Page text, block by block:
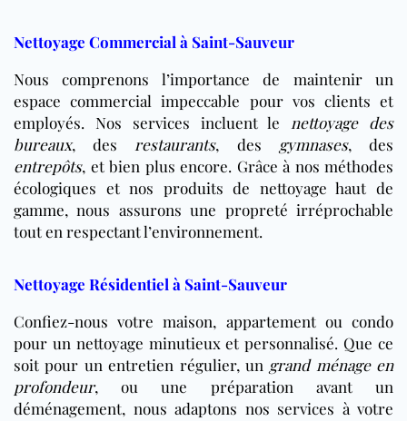
Nettoyage Commercial à Saint-Sauveur
Nous comprenons l’importance de maintenir un
espace commercial impeccable pour vos clients et
employés. Nos services incluent le nettoyage des
bureaux, des restaurants, des gymnases, des
entrepôts, et bien plus encore. Grâce à nos méthodes
écologiques et nos produits de nettoyage haut de
gamme, nous assurons une propreté irréprochable
tout en respectant l’environnement.
Nettoyage Résidentiel à Saint-Sauveur
Confiez-nous votre maison, appartement ou condo
pour un nettoyage minutieux et personnalisé. Que ce
soit pour un entretien régulier, un grand ménage en
profondeur, ou une préparation avant un
déménagement, nous adaptons nos services à votre